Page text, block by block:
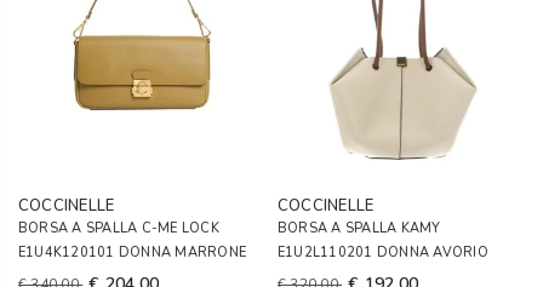
COCCINELLE
BORSA A SPALLA C-ME LOCK
E1U4K120101 DONNA MARRONE
COCCINELLE
BORSA A SPALLA KAMY
E1U2L110201 DONNA AVORIO